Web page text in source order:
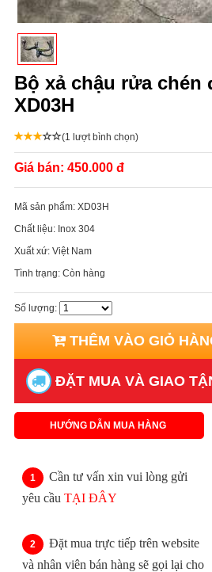
Bộ xả chậu rửa chén
XD03H
(1 lượt bình chọn)
Giá bán: 450.000 đ
Mã sản phẩm: XD03H
Chất liệu: Inox 304
Xuất xứ: Việt Nam
Tình trạng: Còn hàng
Số lượng:
THÊM VÀO GIỎ
ĐẶT MUA VÀ GIAO
HƯỚNG DẪN MUA HÀNG
Cần tư vấn xin vui lòng gửi
yêu cầu TẠI ĐÂY
Đặt mua trực tiếp trên website
và nhân viên bán hàng sẽ gọi lại cho